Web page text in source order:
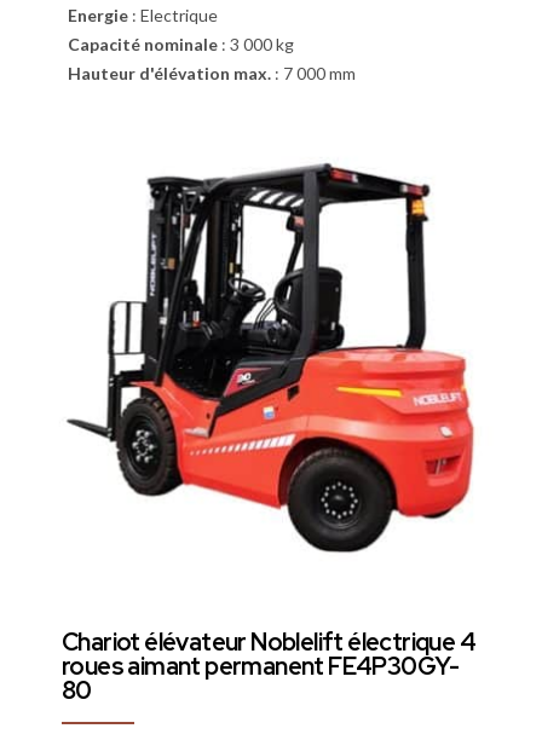
Energie : Electrique
Capacité nominale : 3 000 kg
Hauteur d'élévation max. : 7 000 mm
Chariot élévateur Noblelift électrique 4
roues aimant permanent FE4P30GY-
80